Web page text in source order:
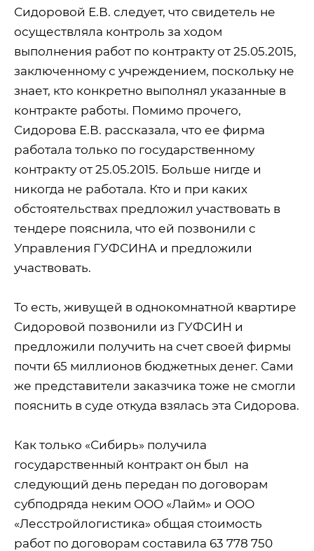
Сидоровой Е.В. следует, что свидетель не
осуществляла контроль за ходом
выполнения работ по контракту от 25.05.2015,
заключенному с учреждением, поскольку не
знает, кто конкретно выполнял указанные в
контракте работы. Помимо прочего,
Сидорова Е.В. рассказала, что ее фирма
работала только по государственному
контракту от 25.05.2015. Больше нигде и
никогда не работала. Кто и при каких
обстоятельствах предложил участвовать в
тендере пояснила, что ей позвонили с
Управления ГУФСИНА и предложили
участвовать.
То есть, живущей в однокомнатной квартире
Сидоровой позвонили из ГУФСИН и
предложили получить на счет своей фирмы
почти 65 миллионов бюджетных денег. Сами
же представители заказчика тоже не смогли
пояснить в суде откуда взялась эта Сидорова.
Как только «Сибирь» получила
государственный контракт он был на
следующий день передан по договорам
субподряда неким ООО «Лайм» и ООО
«Лесстройлогистика» общая стоимость
работ по договорам составила 63 778 750